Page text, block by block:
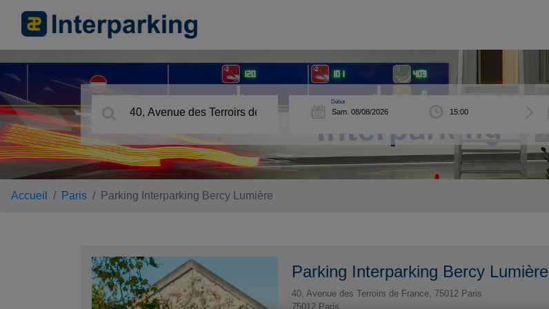
Début
Accueil Paris Parking Interparking Bercy Lumière
Parking Interparking Bercy Lumière
40, Avenue des Terroirs de France, 75012 Paris
75012 Paris